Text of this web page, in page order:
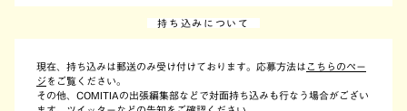
持ち込みについて
現在、持ち込みは郵送のみ受け付けております。応募方法は こちらのペー
ジをご覧ください。
その他、COMITIAの出張編集部などで対面持ち込みも行なう場合がござい